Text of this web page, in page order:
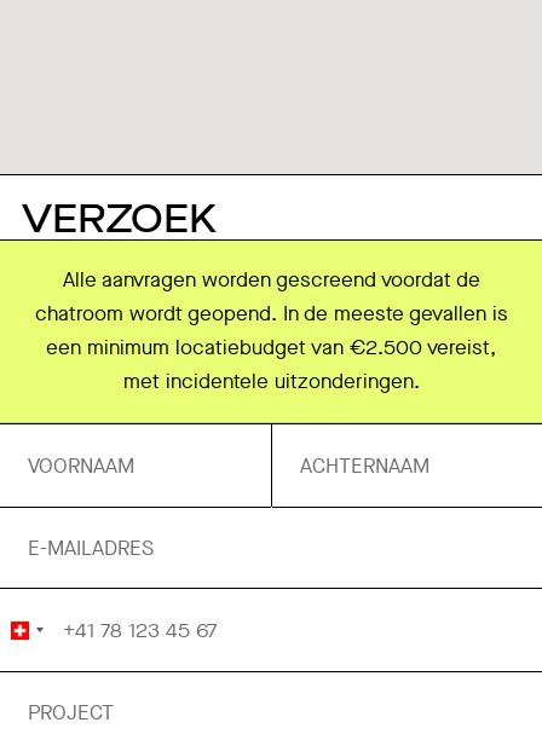
VERZOEK
Alle aanvragen worden gescreend voordat de
chatroom wordt geopend. In de meeste gevallen is
een minimum locatiebudget van €2.500 vereist,
met incidentele uitzonderingen.